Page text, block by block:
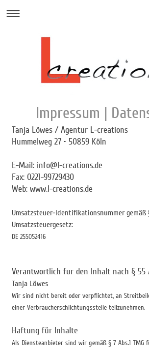
Impressum |
Tanja Löwes / Agentur L-creations
Hummelweg 27 • 50859 Köln
E-Mail: info@l-creations.de
Fax: 0221-99729430
Web: www.l-creations.de
Umsatzsteuer-Identifikationsnummer gemäß
Umsatzsteuergesetz:
DE 255052416
Verantwortlich fur den Inhalt nach § 55
Tanja Löwes
Wir sind nicht bereit oder verpflichtet, an
einer Verbraucherschlichtungsstelle teilzunehmen.
Haftung für Inhalte
Als Diensteanbieter sind wir gemäß § 7 Abs.1 TMG